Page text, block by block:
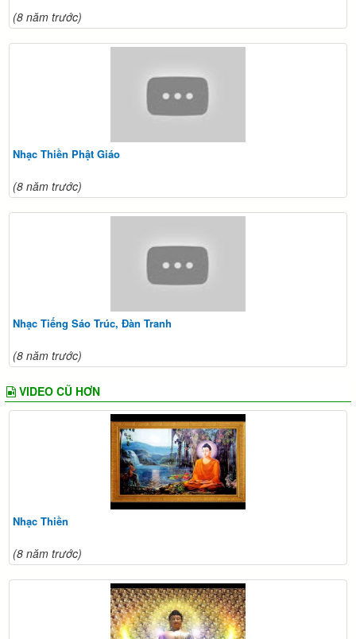
(8 năm trước)
Nhạc Thiền Phật Giáo
(8 năm trước)
Nhạc Tiếng Sáo Trúc, Đàn Tranh
(8 năm trước)
VIDEO CŨ HƠN
Nhạc Thiền
(8 năm trước)